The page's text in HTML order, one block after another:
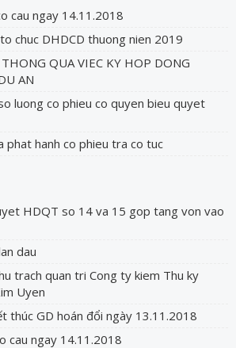
cau ngay 14.11.2018
chuc DHDCD thuong nien 2019
QUA VIEC KY HOP DONG
AN
luong co phieu co quyen bieu quyet
phat hanh co phieu tra co tuc
HDQT so 14 va 15 gop tang von vao
dau
trach quan tri Cong ty kiem Thu ky
Uyen
thúc GD hoán đổi ngày 13.11.2018
cau ngay 14.11.2018